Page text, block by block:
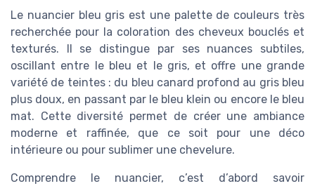
Le nuancier bleu gris est une palette de couleurs très
recherchée pour la coloration des cheveux bouclés et
texturés. Il se distingue par ses nuances subtiles,
oscillant entre le bleu et le gris, et offre une grande
variété de teintes : du bleu canard profond au gris bleu
plus doux, en passant par le bleu klein ou encore le bleu
mat. Cette diversité permet de créer une ambiance
moderne et raffinée, que ce soit pour une déco
intérieure ou pour sublimer une chevelure.
Comprendre le nuancier, c’est d’abord savoir